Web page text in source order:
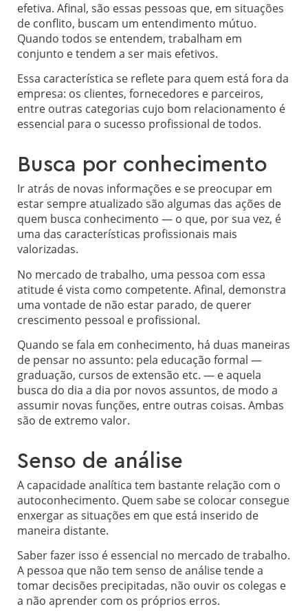
efetiva. Afinal, são essas pessoas que, em situações
de conflito, buscam um entendimento mútuo.
Quando todos se entendem, trabalham em
conjunto e tendem a ser mais efetivos.
Essa característica se reflete para quem está fora da
empresa: os clientes, fornecedores e parceiros,
entre outras categorias cujo bom relacionamento é
essencial para o sucesso profissional de todos.
Busca por conhecimento
Ir atrás de novas informações e se preocupar em
estar sempre atualizado são algumas das ações de
quem busca conhecimento — o que, por sua vez, é
uma das características profissionais mais
valorizadas.
No mercado de trabalho, uma pessoa com essa
atitude é vista como competente. Afinal, demonstra
uma vontade de não estar parado, de querer
crescimento pessoal e profissional.
Quando se fala em conhecimento, há duas maneiras
de pensar no assunto: pela educação formal —
graduação, cursos de extensão etc. — e aquela
busca do dia a dia por novos assuntos, de modo a
assumir novas funções, entre outras coisas. Ambas
são de extremo valor.
Senso de análise
A capacidade analítica tem bastante relação com o
autoconhecimento. Quem sabe se colocar consegue
enxergar as situações em que está inserido de
maneira distante.
Saber fazer isso é essencial no mercado de trabalho.
A pessoa que não tem senso de análise tende a
tomar decisões precipitadas, não ouvir os colegas e
a não aprender com os próprios erros.